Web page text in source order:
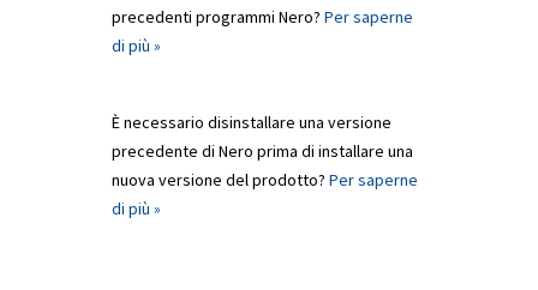
precedenti programmi Nero? Per saperne
di più »
È necessario disinstallare una versione
precedente di Nero prima di installare una
nuova versione del prodotto? Per saperne
di più »